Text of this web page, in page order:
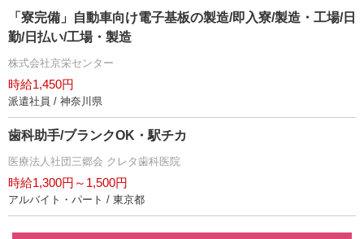
「寮完備」自動車向け電子基板の製造/即入寮/製造・工場/日
勤/日払い/工場・製造
株式会社京栄センター
時給1,450円
派遣社員 / 神奈川県
歯科助手/ブランクOK・駅チカ
医療法人社団三郷会 クレタ歯科医院
時給1,300円～1,500円
アルバイト・パート / 東京都